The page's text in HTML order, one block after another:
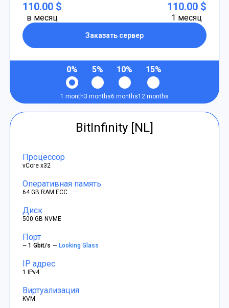
110.00 $
в месяц
Заказать сервер
110.00 $
1 месяц
0%
1 month
5%
3 months
10%
6 months
15%
12 months
BitInfinity [NL]
Процессор
vCore x32
Оперативная память
64 GB RAM ECC
Диск
500 GB NVME
Порт
~ 1 Gbit/s —Looking Glass
IP адрес
1 IPv4
Виртуализация
KVM